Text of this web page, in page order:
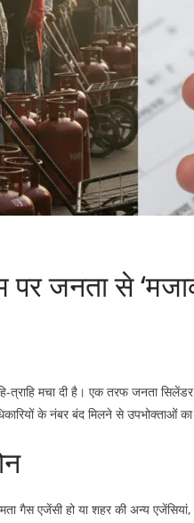
जनता से
मचा दी है। एक तरफ जनता
के नंबर बंद मिलने से उपभोक्ताओं
गैस एजेंसी हो या शहर की अन्य